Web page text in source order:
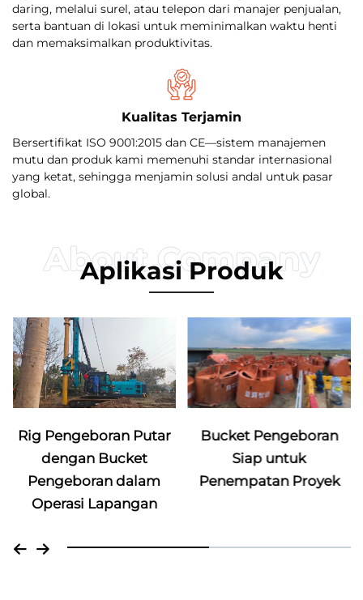
daring, melalui surel, atau telepon dari manajer penjualan,
serta bantuan di lokasi untuk meminimalkan waktu henti
dan memaksimalkan produktivitas.
Kualitas Terjamin
Bersertifikat ISO 9001:2015 dan CE—sistem manajemen
mutu dan produk kami memenuhi standar internasional
yang ketat, sehingga menjamin solusi andal untuk pasar
global.
Aplikasi Produk
Rig Pengeboran Putar
dengan Bucket
Pengeboran dalam
Operasi Lapangan
Bucket Pengeboran
Siap untuk
Penempatan Proyek